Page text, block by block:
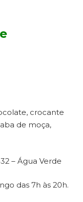
crocante
de moça,
– Água Verde
das 7h às 20h.